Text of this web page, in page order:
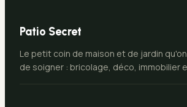
Patio Secret
Le petit coin de maison et de jardin
de soigner : bricolage, déco, immobilier